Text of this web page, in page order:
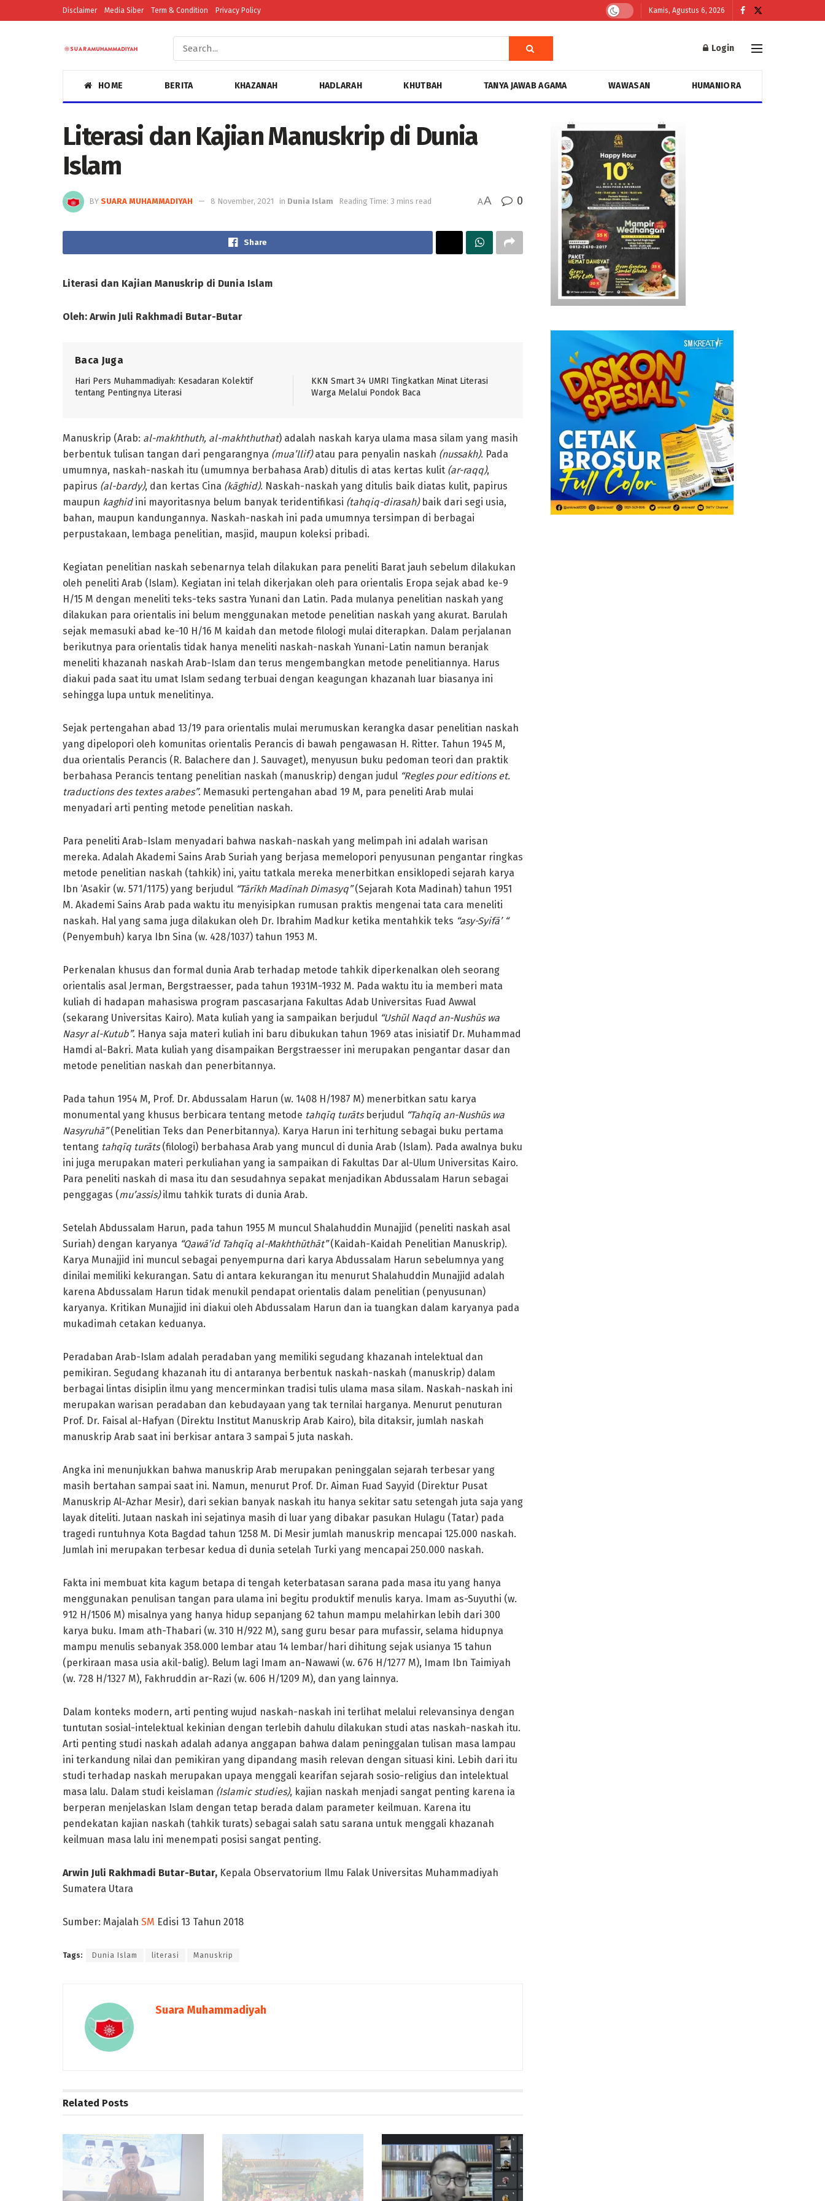
Disclaimer Media Siber Term & Condition Privacy Policy Kamis, Agustus 6, 2026
Login
HOME BERITA KHAZANAH HADLARAH KHUTBAH TANYA JAWAB AGAMA WAWASAN HUMANIORA
Literasi dan Kajian Manuskrip di Dunia
Islam
BY SUARA MUHAMMADIYAH 8 November, 2021 in Dunia Islam Reading Time: 3 mins read AA 0
Share
Literasi dan Kajian Manuskrip di Dunia Islam
Oleh: Arwin Juli Rakhmadi Butar-Butar
Baca Juga
Hari Pers Muhammadiyah: Kesadaran Kolektif
tentang Pentingnya Literasi
KKN Smart 34 UMRI Tingkatkan Minat Literasi
Warga Melalui Pondok Baca
Manuskrip (Arab: al-makhthuth, al-makhthuthat) adalah naskah karya ulama masa silam yang masih
berbentuk tulisan tangan dari pengarangnya (mua’llif)atau para penyalin naskah (nussakh). Pada
umumnya, naskah-naskah itu (umumnya berbahasa Arab) ditulis di atas kertas kulit (ar-raqq),
papirus (al-bardy), dan kertas Cina (kāghid). Naskah-naskah yang ditulis baik diatas kulit, papirus
maupun kaghidini mayoritasnya belum banyak teridentifikasi (tahqiq-dirasah)baik dari segi usia,
bahan, maupun kandungannya. Naskah-naskah ini pada umumnya tersimpan di berbagai
perpustakaan, lembaga penelitian, masjid, maupun koleksi pribadi.
Kegiatan penelitian naskah sebenarnya telah dilakukan para peneliti Barat jauh sebelum dilakukan
oleh peneliti Arab (Islam). Kegiatan ini telah dikerjakan oleh para orientalis Eropa sejak abad ke-9
H/15 M dengan meneliti teks-teks sastra Yunani dan Latin. Pada mulanya penelitian naskah yang
dilakukan para orientalis ini belum menggunakan metode penelitian naskah yang akurat. Barulah
sejak memasuki abad ke-10 H/16 M kaidah dan metode filologi mulai diterapkan. Dalam perjalanan
berikutnya para orientalis tidak hanya meneliti naskah-naskah Yunani-Latin namun beranjak
meneliti khazanah naskah Arab-Islam dan terus mengembangkan metode penelitiannya. Harus
diakui pada saat itu umat Islam sedang terbuai dengan keagungan khazanah luar biasanya ini
sehingga lupa untuk menelitinya.
Sejak pertengahan abad 13/19 para orientalis mulai merumuskan kerangka dasar penelitian naskah
yang dipelopori oleh komunitas orientalis Perancis di bawah pengawasan H. Ritter. Tahun 1945 M,
dua orientalis Perancis (R. Balachere dan J. Sauvaget), menyusun buku pedoman teori dan praktik
berbahasa Perancis tentang penelitian naskah (manuskrip) dengan judul “Regles pour editions et.
traductions des textes arabes”. Memasuki pertengahan abad 19 M, para peneliti Arab mulai
menyadari arti penting metode penelitian naskah.
Para peneliti Arab-Islam menyadari bahwa naskah-naskah yang melimpah ini adalah warisan
mereka. Adalah Akademi Sains Arab Suriah yang berjasa memelopori penyusunan pengantar ringkas
metode penelitian naskah (tahkik) ini, yaitu tatkala mereka menerbitkan ensiklopedi sejarah karya
Ibn ‘Asakir (w. 571/1175) yang berjudul “Tārīkh Madīnah Dimasyq”(Sejarah Kota Madinah) tahun 1951
M. Akademi Sains Arab pada waktu itu menyisipkan rumusan praktis mengenai tata cara meneliti
naskah. Hal yang sama juga dilakukan oleh Dr. Ibrahim Madkur ketika mentahkik teks “asy-Syifā’ “
(Penyembuh) karya Ibn Sina (w. 428/1037) tahun 1953 M.
Perkenalan khusus dan formal dunia Arab terhadap metode tahkik diperkenalkan oleh seorang
orientalis asal Jerman, Bergstraesser, pada tahun 1931M-1932 M. Pada waktu itu ia memberi mata
kuliah di hadapan mahasiswa program pascasarjana Fakultas Adab Universitas Fuad Awwal
(sekarang Universitas Kairo). Mata kuliah yang ia sampaikan berjudul “Ushūl Naqd an-Nushūs wa
Nasyr al-Kutub”. Hanya saja materi kuliah ini baru dibukukan tahun 1969 atas inisiatif Dr. Muhammad
Hamdi al-Bakri. Mata kuliah yang disampaikan Bergstraesser ini merupakan pengantar dasar dan
metode penelitian naskah dan penerbitannya.
Pada tahun 1954 M, Prof. Dr. Abdussalam Harun (w. 1408 H/1987 M) menerbitkan satu karya
monumental yang khusus berbicara tentang metode tahqīq turātsberjudul “Tahqīq an-Nushūs wa
Nasyruhā”(Penelitian Teks dan Penerbitannya). Karya Harun ini terhitung sebagai buku pertama
tentang tahqīq turāts(filologi) berbahasa Arab yang muncul di dunia Arab (Islam). Pada awalnya buku
ini juga merupakan materi perkuliahan yang ia sampaikan di Fakultas Dar al-Ulum Universitas Kairo.
Para peneliti naskah di masa itu dan sesudahnya sepakat menjadikan Abdussalam Harun sebagai
penggagas (mu’assis)ilmu tahkik turats di dunia Arab.
Setelah Abdussalam Harun, pada tahun 1955 M muncul Shalahuddin Munajjid (peneliti naskah asal
Suriah) dengan karyanya “Qawā’id Tahqīq al-Makhthūthāt”(Kaidah-Kaidah Penelitian Manuskrip).
Karya Munajjid ini muncul sebagai penyempurna dari karya Abdussalam Harun sebelumnya yang
dinilai memiliki kekurangan. Satu di antara kekurangan itu menurut Shalahuddin Munajjid adalah
karena Abdussalam Harun tidak menukil pendapat orientalis dalam penelitian (penyusunan)
karyanya. Kritikan Munajjid ini diakui oleh Abdussalam Harun dan ia tuangkan dalam karyanya pada
mukadimah cetakan keduanya.
Peradaban Arab-Islam adalah peradaban yang memiliki segudang khazanah intelektual dan
pemikiran. Segudang khazanah itu di antaranya berbentuk naskah-naskah (manuskrip) dalam
berbagai lintas disiplin ilmu yang mencerminkan tradisi tulis ulama masa silam. Naskah-naskah ini
merupakan warisan peradaban dan kebudayaan yang tak ternilai harganya. Menurut penuturan
Prof. Dr. Faisal al-Hafyan (Direktu Institut Manuskrip Arab Kairo), bila ditaksir, jumlah naskah
manuskrip Arab saat ini berkisar antara 3 sampai 5 juta naskah.
Angka ini menunjukkan bahwa manuskrip Arab merupakan peninggalan sejarah terbesar yang
masih bertahan sampai saat ini. Namun, menurut Prof. Dr. Aiman Fuad Sayyid (Direktur Pusat
Manuskrip Al-Azhar Mesir), dari sekian banyak naskah itu hanya sekitar satu setengah juta saja yang
layak diteliti. Jutaan naskah ini sejatinya masih di luar yang dibakar pasukan Hulagu (Tatar) pada
tragedi runtuhnya Kota Bagdad tahun 1258 M. Di Mesir jumlah manuskrip mencapai 125.000 naskah.
Jumlah ini merupakan terbesar kedua di dunia setelah Turki yang mencapai 250.000 naskah.
Fakta ini membuat kita kagum betapa di tengah keterbatasan sarana pada masa itu yang hanya
menggunakan penulisan tangan para ulama ini begitu produktif menulis karya. Imam as-Suyuthi (w.
912 H/1506 M) misalnya yang hanya hidup sepanjang 62 tahun mampu melahirkan lebih dari 300
karya buku. Imam ath-Thabari (w. 310 H/922 M), sang guru besar para mufassir, selama hidupnya
mampu menulis sebanyak 358.000 lembar atau 14 lembar/hari dihitung sejak usianya 15 tahun
(perkiraan masa usia akil-balig). Belum lagi Imam an-Nawawi (w. 676 H/1277 M), Imam Ibn Taimiyah
(w. 728 H/1327 M), Fakhruddin ar-Razi (w. 606 H/1209 M), dan yang lainnya.
Dalam konteks modern, arti penting wujud naskah-naskah ini terlihat melalui relevansinya dengan
tuntutan sosial-intelektual kekinian dengan terlebih dahulu dilakukan studi atas naskah-naskah itu.
Arti penting studi naskah adalah adanya anggapan bahwa dalam peninggalan tulisan masa lampau
ini terkandung nilai dan pemikiran yang dipandang masih relevan dengan situasi kini. Lebih dari itu
studi terhadap naskah merupakan upaya menggali kearifan sejarah sosio-religius dan intelektual
masa lalu. Dalam studi keislaman (Islamic studies), kajian naskah menjadi sangat penting karena ia
berperan menjelaskan Islam dengan tetap berada dalam parameter keilmuan. Karena itu
pendekatan kajian naskah (tahkik turats) sebagai salah satu sarana untuk menggali khazanah
keilmuan masa lalu ini menempati posisi sangat penting.
Arwin Juli Rakhmadi Butar-Butar, Kepala Observatorium Ilmu Falak Universitas Muhammadiyah
Sumatera Utara
Sumber: Majalah SM Edisi 13 Tahun 2018
Tags: Dunia Islam literasi Manuskrip
Suara Muhammadiyah
Related Posts